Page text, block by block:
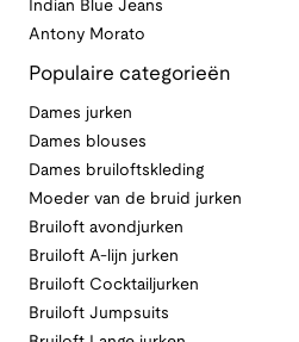
Indian Blue Jeans
Antony Morato
Populaire categorieën
Dames jurken
Dames blouses
Dames bruiloftskleding
Moeder van de bruid jurken
Bruiloft avondjurken
Bruiloft A-lijn jurken
Bruiloft Cocktailjurken
Bruiloft Jumpsuits